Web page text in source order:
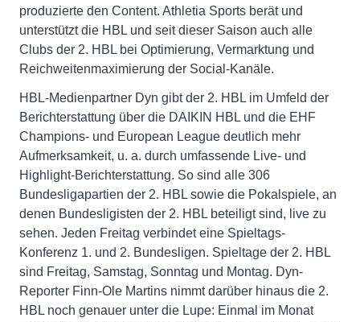
produzierte den Content. Athletia Sports berät und
unterstützt die HBL und seit dieser Saison auch alle
Clubs der 2. HBL bei Optimierung, Vermarktung und
Reichweitenmaximierung der Social-Kanäle.
HBL-Medienpartner Dyn gibt der 2. HBL im Umfeld der
Berichterstattung über die DAIKIN HBL und die EHF
Champions- und European League deutlich mehr
Aufmerksamkeit, u. a. durch umfassende Live- und
Highlight-Berichterstattung. So sind alle 306
Bundesligapartien der 2. HBL sowie die Pokalspiele, an
denen Bundesligisten der 2. HBL beteiligt sind, live zu
sehen. Jeden Freitag verbindet eine Spieltags-
Konferenz 1. und 2. Bundesligen. Spieltage der 2. HBL
sind Freitag, Samstag, Sonntag und Montag. Dyn-
Reporter Finn-Ole Martins nimmt darüber hinaus die 2.
HBL noch genauer unter die Lupe: Einmal im Monat